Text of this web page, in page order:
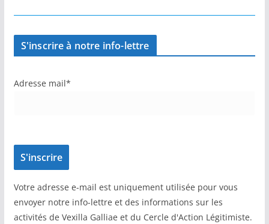
S'inscrire à notre info-lettre
Adresse mail*
Votre adresse e-mail est uniquement utilisée pour vous
envoyer notre info-lettre et des informations sur les
activités de Vexilla Galliae et du Cercle d'Action Légitimiste.